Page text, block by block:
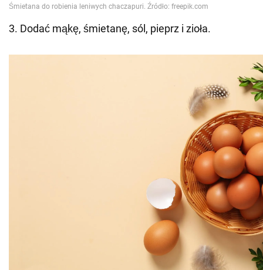
3. Dodać mąkę, śmietanę, sól, pieprz i zioła.